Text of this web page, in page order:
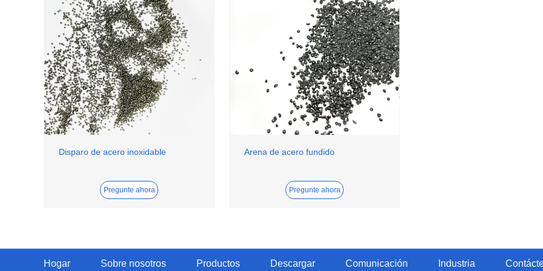
Disparo de acero inoxidable
Pregunte ahora
Arena de acero fundido
Pregunte ahora
Hogar Sobre nosotros Productos Descargar Comunicación Industria